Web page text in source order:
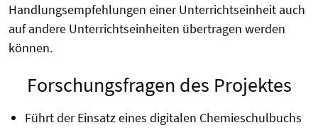
Handlungsempfehlungen einer Unterrichtseinheit auch
auf andere Unterrichtseinheiten übertragen werden
können.
Forschungsfragen des Projektes
Führt der Einsatz eines digitalen Chemieschulbuchs